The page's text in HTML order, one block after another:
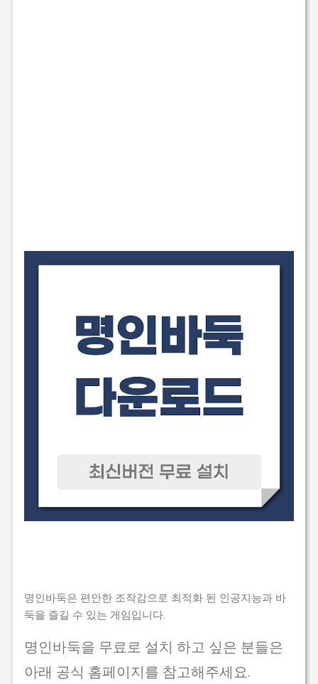
명인바둑은 편안한 조작감으로 최적화 된 인공지능과 바
둑을 즐길 수 있는 게임입니다.
명인바둑을 무료로 설치 하고 싶은 분들은
아래 공식 홈페이지를 참고해주세요.